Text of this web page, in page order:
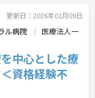
更新日：2026年01月09日
ル病院
医療法人一
中心とした療
資格経験不